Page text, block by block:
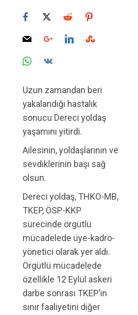
Uzun zamandan beri
yakalandığı hastalık
sonucu Dereci yoldaş
yaşamını yitirdi.
Ailesinin, yoldaşlarının ve
sevdiklerinin başı sağ
olsun.
Dereci yoldaş, THKO-MB,
TKEP, ÖSP-KKP
sürecinde örgütlü
mücadelede üye-kadro-
yönetici olarak yer aldı.
Örgütlü mücadelede
özellikle 12 Eylül askeri
darbe sonrası TKEP’in
sınır faaliyetini diğer